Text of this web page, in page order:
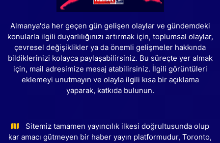
Almanya'da her geçen gün gelişen olaylar ve gündemdeki
konularla ilgili duyarlılığınızı artırmak için, toplumsal olaylar,
çevresel değişiklikler ya da önemli gelişmeler hakkında
bildiklerinizi kolayca paylaşabilirsiniz. Bu süreçte yer almak
için, mail adresimize mesaj atabilirsiniz. İlgili görüntüleri
eklemeyi unutmayın ve olayla ilgili kısa bir açıklama
yaparak, katkıda bulunun.
Sitemiz tamamen yayıncılık ilkesi doğrultusunda olup
kar amacı gütmeyen bir haber yayın platformudur, Toronto,